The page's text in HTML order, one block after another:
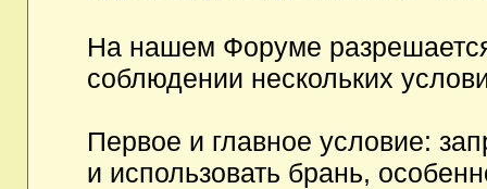
На нашем Форуме
соблюдении нескольких
Первое и главное условие:
и использовать брань,